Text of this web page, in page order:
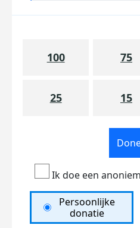
100 75
25 15
Ik doe een
Persoonlijke
donatie